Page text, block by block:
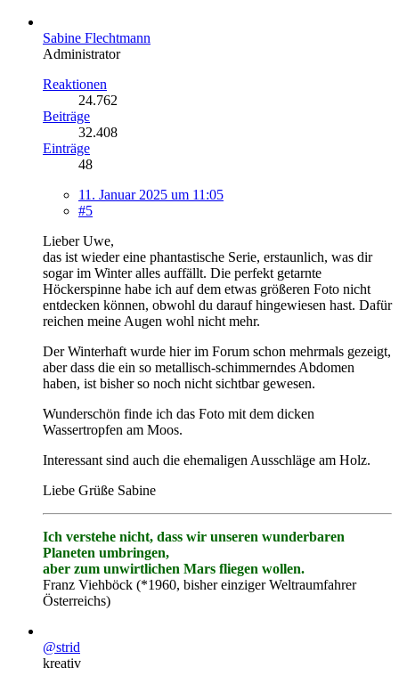
Sabine Flechtmann
Administrator
Reaktionen
24.762
Beiträge
32.408
Einträge
48
11. Januar 2025 um 11:05
#5
Lieber Uwe,
das ist wieder eine phantastische Serie, erstaunlich, was dir
sogar im Winter alles auffällt. Die perfekt getarnte
Höckerspinne habe ich auf dem etwas größeren Foto nicht
entdecken können, obwohl du darauf hingewiesen hast. Dafür
reichen meine Augen wohl nicht mehr.
Der Winterhaft wurde hier im Forum schon mehrmals gezeigt,
aber dass die ein so metallisch-schimmerndes Abdomen
haben, ist bisher so noch nicht sichtbar gewesen.
Wunderschön finde ich das Foto mit dem dicken
Wassertropfen am Moos.
Interessant sind auch die ehemaligen Ausschläge am Holz.
Liebe Grüße Sabine
Ich verstehe nicht, dass wir unseren wunderbaren
Planeten umbringen,
aber zum unwirtlichen Mars fliegen wollen.
Franz Viehböck (*1960, bisher einziger Weltraumfahrer
Österreichs)
@strid
kreativ